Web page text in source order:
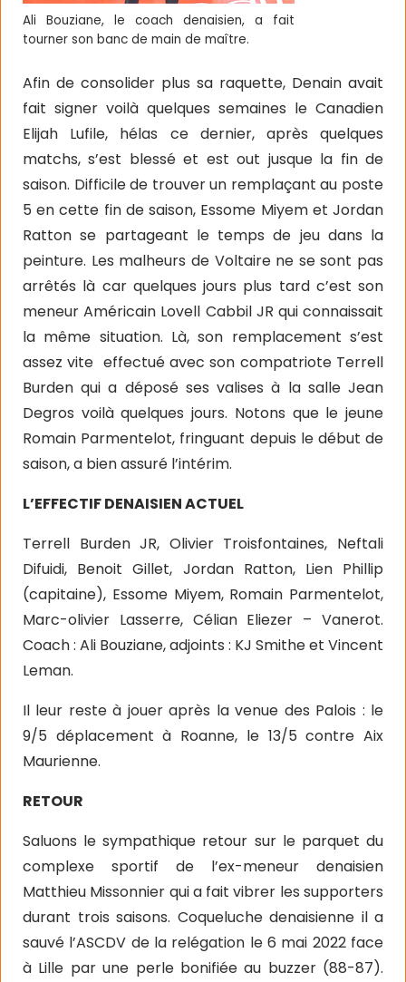
Ali Bouziane, le coach denaisien, a fait
tourner son banc de main de maître.
Afin de consolider plus sa raquette, Denain avait
fait signer voilà quelques semaines le Canadien
Elijah Lufile, hélas ce dernier, après quelques
matchs, s’est blessé et est out jusque la fin de
saison. Difficile de trouver un remplaçant au poste
5 en cette fin de saison, Essome Miyem et Jordan
Ratton se partageant le temps de jeu dans la
peinture. Les malheurs de Voltaire ne se sont pas
arrêtés là car quelques jours plus tard c’est son
meneur Américain Lovell Cabbil JR qui connaissait
la même situation. Là, son remplacement s’est
assez vite effectué avec son compatriote Terrell
Burden qui a déposé ses valises à la salle Jean
Degros voilà quelques jours. Notons que le jeune
Romain Parmentelot, fringuant depuis le début de
saison, a bien assuré l’intérim.
L’EFFECTIF DENAISIEN ACTUEL
Terrell Burden JR, Olivier Troisfontaines, Neftali
Difuidi, Benoit Gillet, Jordan Ratton, Lien Phillip
(capitaine), Essome Miyem, Romain Parmentelot,
Marc-olivier Lasserre, Célian Eliezer – Vanerot.
Coach : Ali Bouziane, adjoints : KJ Smithe et Vincent
Leman.
Il leur reste à jouer après la venue des Palois : le
9/5 déplacement à Roanne, le 13/5 contre Aix
Maurienne.
RETOUR
Saluons le sympathique retour sur le parquet du
complexe sportif de l’ex-meneur denaisien
Matthieu Missonnier qui a fait vibrer les supporters
durant trois saisons. Coqueluche denaisienne il a
sauvé l’ASCDV de la relégation le 6 mai 2022 face
à Lille par une perle bonifiée au buzzer (88-87).